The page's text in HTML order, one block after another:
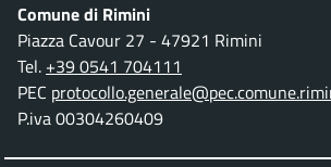
Comune di Rimini
Piazza Cavour 27 - 47921 Rimini
Tel. +39 0541 704111
PEC
P.iva 00304260409